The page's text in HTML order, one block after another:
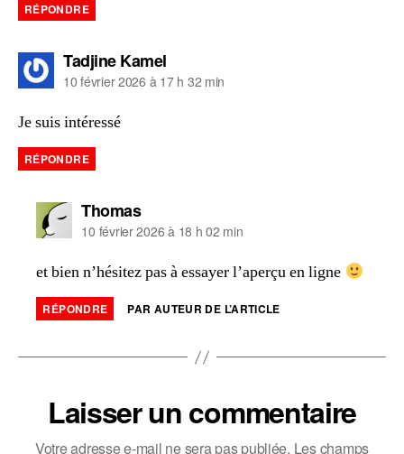
RÉPONDRE
Tadjine Kameldit :
10 février 2026 à 17 h 32 min
Je suis intéressé
RÉPONDRE
Thomasdit :
10 février 2026 à 18 h 02 min
et bien n’hésitez pas à essayer l’aperçu en ligne
RÉPONDRE PAR AUTEUR DE L’ARTICLE
Laisser un commentaire
Votre adresse e-mail ne sera pas publiée. Les champs